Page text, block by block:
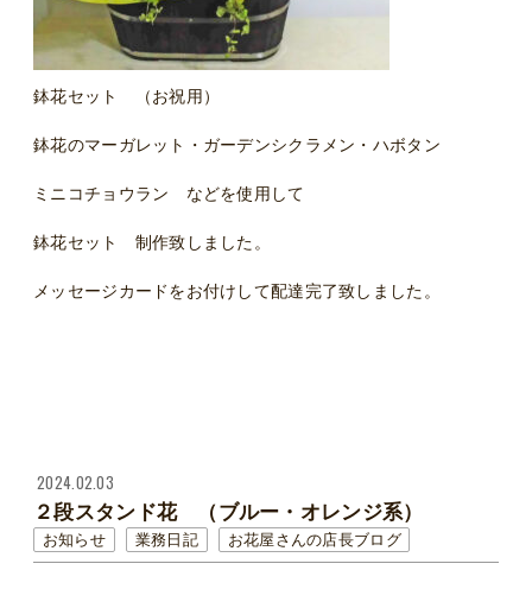
鉢花セット （お祝用）
鉢花のマーガレット・ガーデンシクラメン・ハボタン
ミニコチョウラン などを使用して
鉢花セット 制作致しました。
メッセージカードをお付けして配達完了致しました。
2024.02.03
２段スタンド花 （ブルー・オレンジ系）
お知らせ 業務日記 お花屋さんの店長ブログ